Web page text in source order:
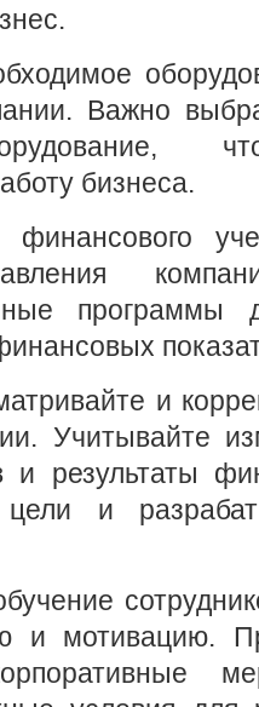
Важно
бизнеса.
финансового
программы
и
Учитывайте
и результаты
и
и мотивацию.